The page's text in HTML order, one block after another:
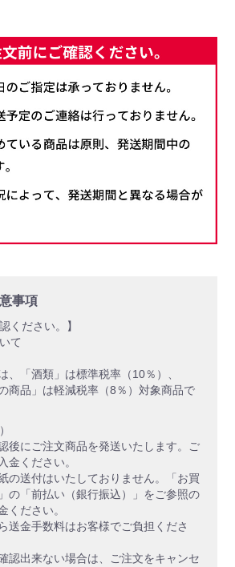
事項
ください。】
て
、「酒類」は標準税率（10％）、
商品」は軽減税率（8％）対象商品で
後にご注文商品を発送いたします。ご
金ください。
の送付はいたしておりません。「お買
の「前払い（銀行振込）」をご参照の
ください。
送金手数料はお客様でご負担くださ
認出来ない場合は、ご注文をキャンセ